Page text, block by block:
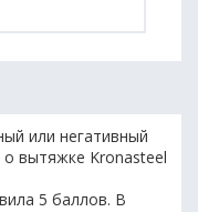
или негативный
о вытяжке Kronasteel
5 баллов. В